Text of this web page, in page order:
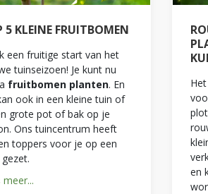
5 KLEINE FRUITBOMEN
een fruitige start van het
tuinseizoen! Je kunt nu
fruitbomen planten. En
ook in een kleine tuin of
grote pot of bak op je
Ons tuincentrum heeft
toppers voor je op een
meer...
en